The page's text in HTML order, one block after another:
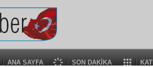
ANA SAYFA SON DAKİKA